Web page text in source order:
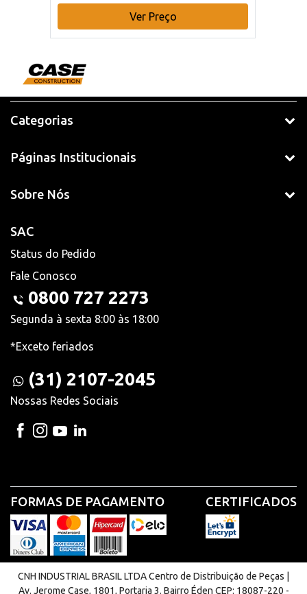
Ver Preço
Categorias
Páginas Institucionais
Sobre Nós
SAC
Status do Pedido
Fale Conosco
0800 727 2273
Segunda à sexta 8:00 às 18:00
*Exceto feriados
(31) 2107-2045
Nossas Redes Sociais
FORMAS DE PAGAMENTO CERTIFICADOS
CNH INDUSTRIAL BRASIL LTDA Centro de Distribuição de Peças |
Av. Jerome Case, 1801, Portaria 3. Bairro Éden CEP: 18087-220 -